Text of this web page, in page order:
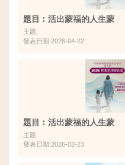
題目︰活出蒙福的人生蒙
主題:
發表日期:2026-04-22
題目︰活出蒙福的人生蒙
主題:
發表日期:2026-02-23